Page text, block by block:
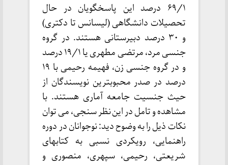
۶۹/۱ درصد این پاسخگویان در حال
تحصیلات دانشگاهی (لیسانس تا دکتری)
و ۳۰ درصد دبیرستانی هستند. در گروه
جنسی مرد، مرتضی مطهری یا ۱۹/۱ درصد
و در گروه جنسی زن، فهیمه رحیمی با ۱۹
درصد در صدر محبوبترین نویسندگان از
حیث جنسیت جامعه آماری هستند. با
مشاهده و تامل در این نظر سنجی، می توان
نکات ذیل را به وضوح دید: نوجوانان در دوره
راهنمایی، رویکردی نسبی به کتابهای
شریعتی، رحیمی، سپهری، منصوری و